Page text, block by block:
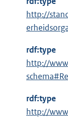
http://
rdf:type
E
x
e
r
http://
rdf:type
E
http://